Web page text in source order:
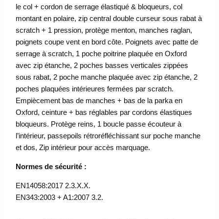
le col + cordon de serrage élastiqué & bloqueurs, col
montant en polaire, zip central double curseur sous rabat à
scratch + 1 pression, protège menton, manches raglan,
poignets coupe vent en bord côte. Poignets avec patte de
serrage à scratch, 1 poche poitrine plaquée en Oxford
avec zip étanche, 2 poches basses verticales zippées
sous rabat, 2 poche manche plaquée avec zip étanche, 2
poches plaquées intérieures fermées par scratch.
Empiècement bas de manches + bas de la parka en
Oxford, ceinture + bas réglables par cordons élastiques
bloqueurs. Protège reins, 1 boucle passe écouteur à
l’intérieur, passepoils rétroréfléchissant sur poche manche
et dos, Zip intérieur pour accès marquage.
Normes de sécurité :
EN14058:2017 2.3.X.X.
EN343:2003 + A1:2007 3.2.